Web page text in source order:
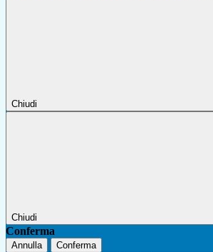
Chiudi
Chiudi
Conferma
Annulla Conferma